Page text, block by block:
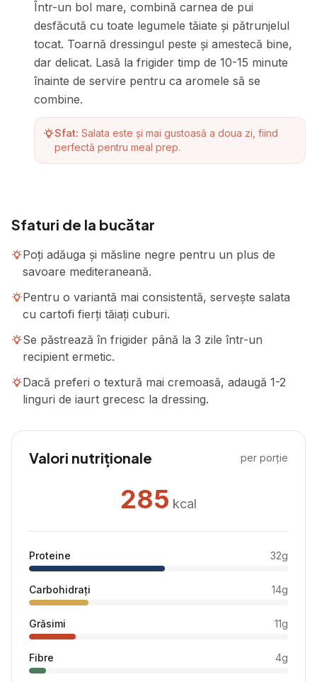
Într-un bol mare, combină carnea de pui
desfăcută cu toate legumele tăiate și pătrunjelul
tocat. Toarnă dressingul peste și amestecă bine,
dar delicat. Lasă la frigider timp de 10-15 minute
înainte de servire pentru ca aromele să se
combine.
Sfat: Salata este și mai gustoasă a doua zi, fiind
perfectă pentru meal prep.
Sfaturi de la bucătar
Poți adăuga și măsline negre pentru un plus de
savoare mediteraneană.
Pentru o variantă mai consistentă, servește salata
cu cartofi fierți tăiați cuburi.
Se păstrează în frigider până la 3 zile într-un
recipient ermetic.
Dacă preferi o textură mai cremoasă, adaugă 1-2
linguri de iaurt grecesc la dressing.
Valori nutriționale per porție
285 kcal
Proteine 32g
Carbohidrați 14g
Grăsimi 11g
Fibre 4g